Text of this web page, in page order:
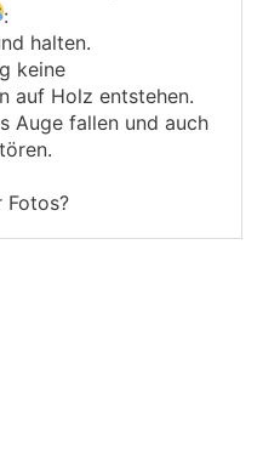
:
halten.
keine
auf Holz entstehen.
Auge fallen und auch
Fotos?